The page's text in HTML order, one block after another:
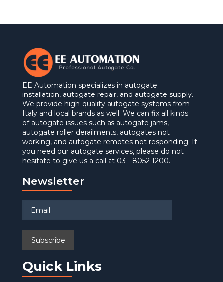
EE Automation specializes in autogate
installation, autogate repair, and autogate supply.
We provide high-quality autogate systems from
Italy and local brands as well. We can fix all kinds
of autogate issues such as autogate jams,
autogate roller derailments, autogates not
working, and autogate remotes not responding. If
you need our autogate services, please do not
hesitate to give us a call at 03 - 8052 1200.
Newsletter
Quick Links